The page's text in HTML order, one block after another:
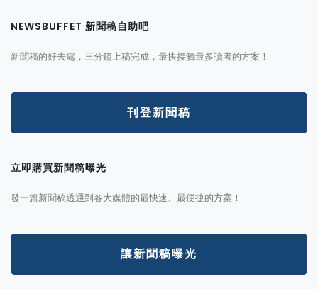
NEWSBUFFET 新聞稿自助吧
新聞稿的好去處，三分鐘上稿完成，最快接觸最多讀者的方案！
刊登新聞稿
立即購買新聞稿曝光
發一篇新聞稿透通到各大媒體的最快速、最便捷的方案！
讓新聞稿曝光